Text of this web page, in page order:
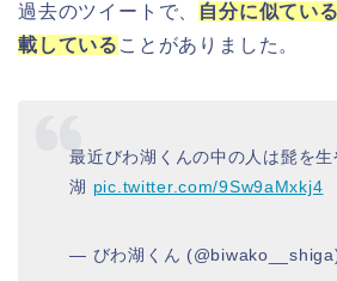
過去のツイートで、
自分に似てい
載している ことがありました。
最近びわ湖くんの中の人は髭を生
湖 pic.twitter.com/9Sw9aMxkj4
— びわ湖くん